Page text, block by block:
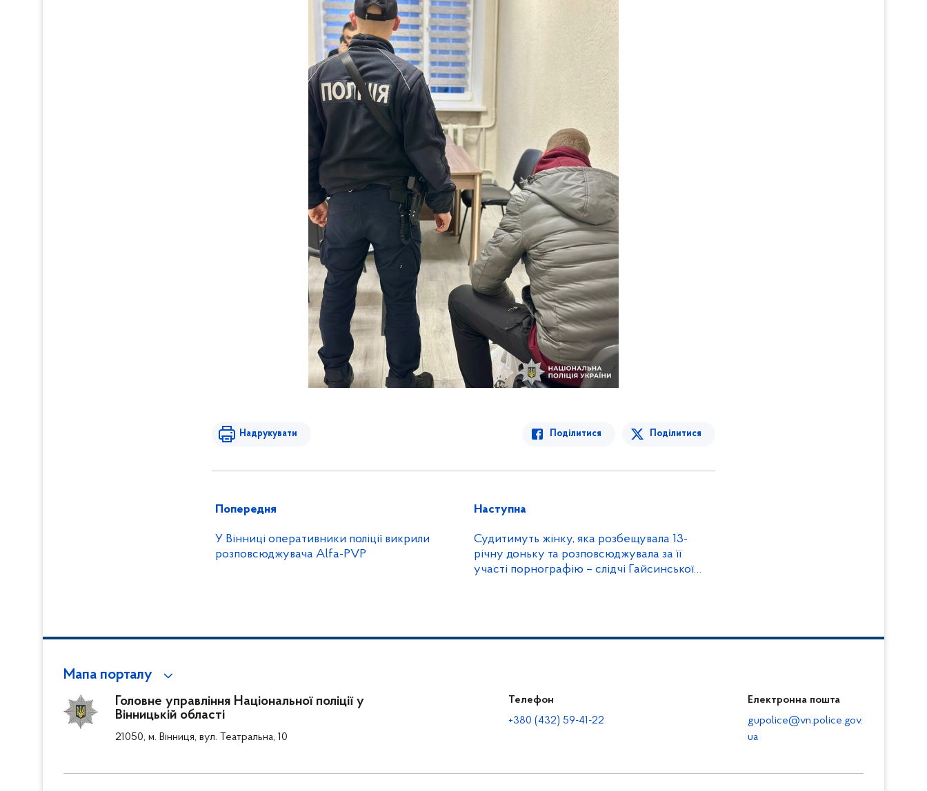
Надрукувати Поділитися Поділитися
Попередня
У Вінниці оперативники поліції викрили
розповсюджувача Alfa-PVP
Наступна
Судитимуть жінку, яка розбещувала 13-
річну доньку та розповсюджувала за її
участі порнографію – слідчі Гайсинської
Мапа порталу
Головне управління Національної поліції у
Вінницькій області
21050, м. Вінниця, вул. Театральна, 10
Телефон
+380 (432) 59-41-22
Електронна пошта
gupolice@vn.police.gov.
ua